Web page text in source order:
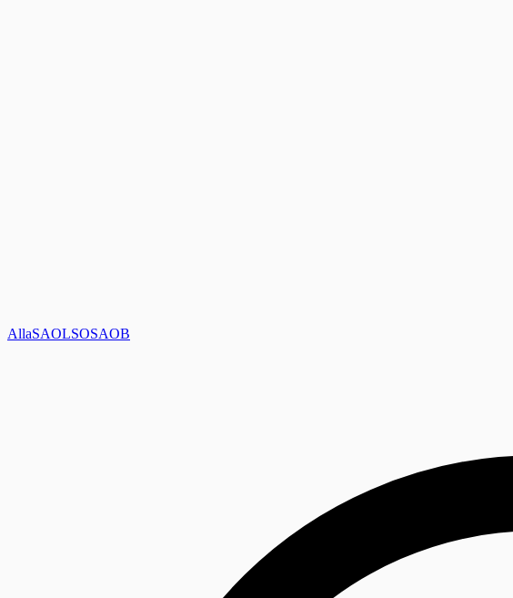
AllaSAOLSOSAOB